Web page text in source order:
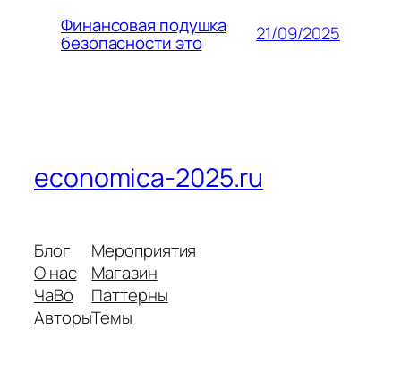
Финансовая подушка
безопасности это 21/09/2025
economica-2025.ru
Блог
О нас
ЧаВо
Авторы
Мероприятия
Магазин
Паттерны
Темы